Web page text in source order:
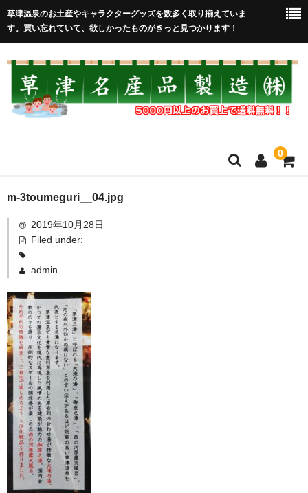
草津温泉のお土産やキャラクターグッズを数多く取り揃えていま
す。買い忘れていて、欲しかったものがきっと見つかります！
0
HOME
在庫処分セール
全取扱商品
お勧め商品
新商品
MONDE SELECTION
ご当地シリーズ
草津産熊笹
その他
キャラクター
m-3toumeguri__04.jpg
2019年10月28日
Filed under:
admin